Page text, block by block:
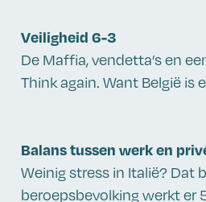
Veiligheid 6-3
De Maffia, vendetta’s en
Think again. Want België is
Balans tussen werk en
Weinig stress in Italië? Dat
beroepsbevolking werkt er